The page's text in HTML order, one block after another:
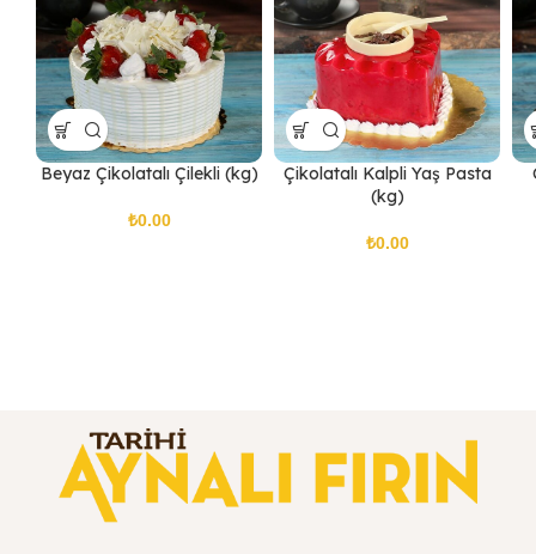
Beyaz Çikolatalı Çilekli (kg)
₺
Çikolatalı Kalpli Yaş Pasta
(kg)
₺